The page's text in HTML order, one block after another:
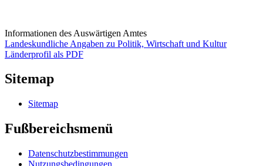
Informationen des Auswärtigen Amtes
Landeskundliche Angaben zu Politik, Wirtschaft und Kultur
Länderprofil als PDF
Sitemap
Sitemap
Fußbereichsmenü
Datenschutzbestimmungen